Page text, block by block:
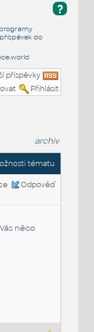
?
do
příspěvky
Přihlásit
archiv
tématu
Odpověď
něco